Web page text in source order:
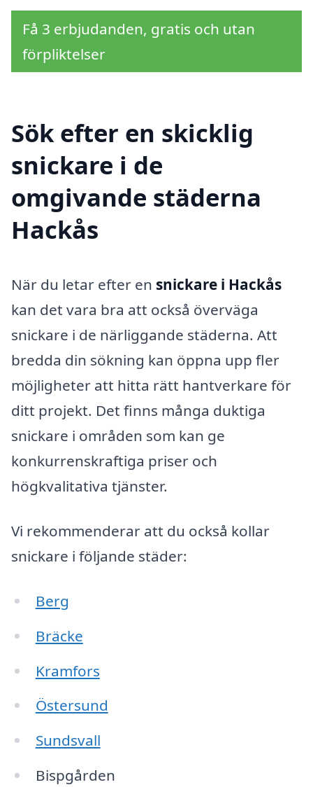
Få 3 erbjudanden, gratis och utan
förpliktelser
Sök efter en skicklig
snickare i de
omgivande städerna
Hackås
När du letar efter en snickare i Hackås
kan det vara bra att också överväga
snickare i de närliggande städerna. Att
bredda din sökning kan öppna upp fler
möjligheter att hitta rätt hantverkare för
ditt projekt. Det finns många duktiga
snickare i områden som kan ge
konkurrenskraftiga priser och
högkvalitativa tjänster.
Vi rekommenderar att du också kollar
snickare i följande städer:
Berg
Bräcke
Kramfors
Östersund
Sundsvall
Bispgården